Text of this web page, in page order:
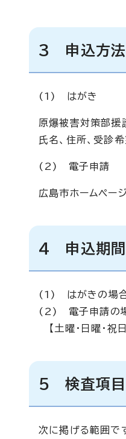
3 申込方法
(1) はがき
原爆被害対策部援
氏名、住所、受診
(2) 電子申請
広島市ホームペー
4 申込期間
(1) はがきの場合
(2) 電子申請の場
【土曜・日曜・祝
5 検査項目
次に掲げる範囲で